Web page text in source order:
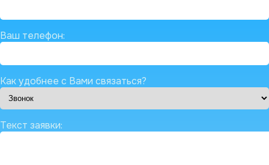
Ваш телефон:
Как удобнее с Вами связаться?
Текст заявки: